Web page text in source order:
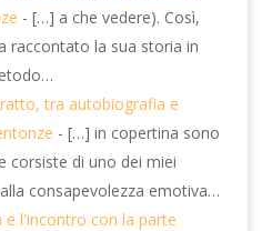
- […] a che vedere). Così,
raccontato la sua storia in
tra autobiografia e
- […] in copertina sono
corsiste di uno dei miei
consapevolezza emotiva…
e l'incontro con la parte